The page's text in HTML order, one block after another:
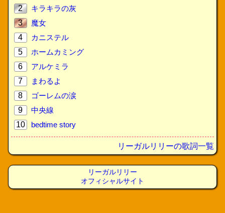
2
キラキラの灰
3
魔女
4
カニステル
5
ホームカミング
6
アルケミラ
7
まわるよ
8
ゴーレムの涙
9
中央線
10
bedtime story
リーガルリリーの歌詞一覧
リーガルリリー
オフィシャルサイト